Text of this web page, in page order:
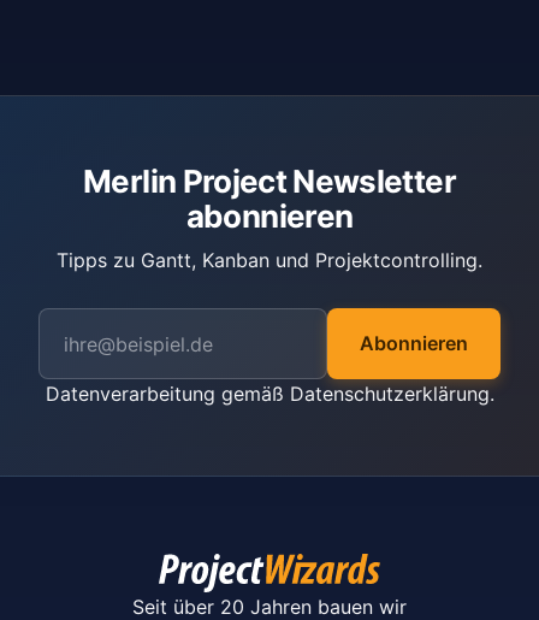
Merlin Project Newsletter
abonnieren
Tipps zu Gantt, Kanban und Projektcontrolling.
Abonnieren
Datenverarbeitung gemäß Datenschutzerklärung.
Seit über 20 Jahren bauen wir